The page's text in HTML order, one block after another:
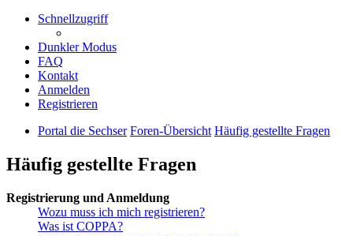
Schnellzugriff
Dunkler Modus
FAQ
Kontakt
Anmelden
Registrieren
Portal die Sechser Foren-Übersicht Häufig gestellte Fragen
Häufig gestellte Fragen
Registrierung und Anmeldung
Wozu muss ich mich registrieren?
Was ist COPPA?